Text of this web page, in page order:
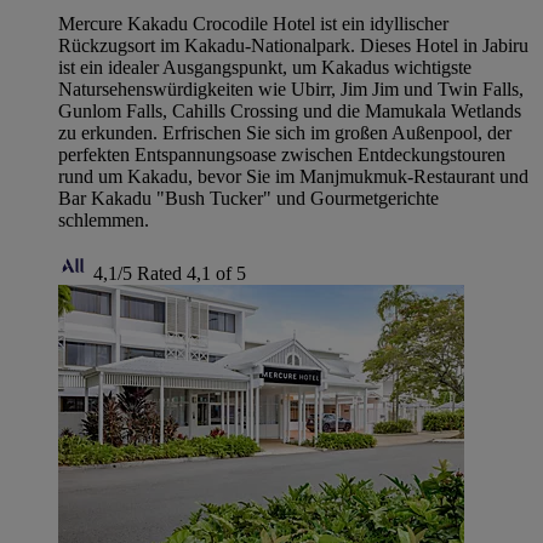
Mercure Kakadu Crocodile Hotel ist ein idyllischer
Rückzugsort im Kakadu-Nationalpark. Dieses Hotel in Jabiru
ist ein idealer Ausgangspunkt, um Kakadus wichtigste
Natursehenswürdigkeiten wie Ubirr, Jim Jim und Twin Falls,
Gunlom Falls, Cahills Crossing und die Mamukala Wetlands
zu erkunden. Erfrischen Sie sich im großen Außenpool, der
perfekten Entspannungsoase zwischen Entdeckungstouren
rund um Kakadu, bevor Sie im Manjmukmuk-Restaurant und
Bar Kakadu "Bush Tucker" und Gourmetgerichte
schlemmen.
4,1/5 Rated 4,1 of 5